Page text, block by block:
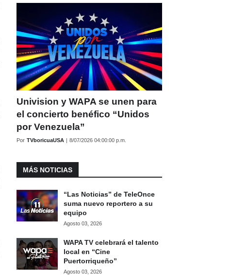
Univision y WAPA se unen para
el concierto benéfico “Unidos
por Venezuela”
Por TVboricuaUSA | 8/07/2026 04:00:00 p.m.
MÁS NOTICIAS
“Las Noticias” de TeleOnce
suma nuevo reportero a su
equipo
Agosto 03, 2026
WAPA TV celebrará el talento
local en “Cine
Puertorriqueño”
Agosto 03, 2026